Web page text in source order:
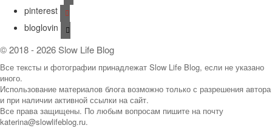
pinterest
bloglovin
© 2018 - 2026 Slow Life Blog
Все тексты и фотографии принадлежат Slow Life Blog, если не указано
иного.
Использование материалов блога возможно только с разрешения автора
и при наличии активной ссылки на сайт.
Все права защищены. По любым вопросам пишите на почту
katerina@slowlifeblog.ru.